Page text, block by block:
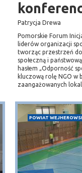
Patrycja Drewa
Pomorskie Forum
liderów organizacji
tworząc przestrzeń
społeczną i
hasłem „Odporność
kluczową rolę NGO w
zaangażowanych
POWIAT
Puck
Przystań,